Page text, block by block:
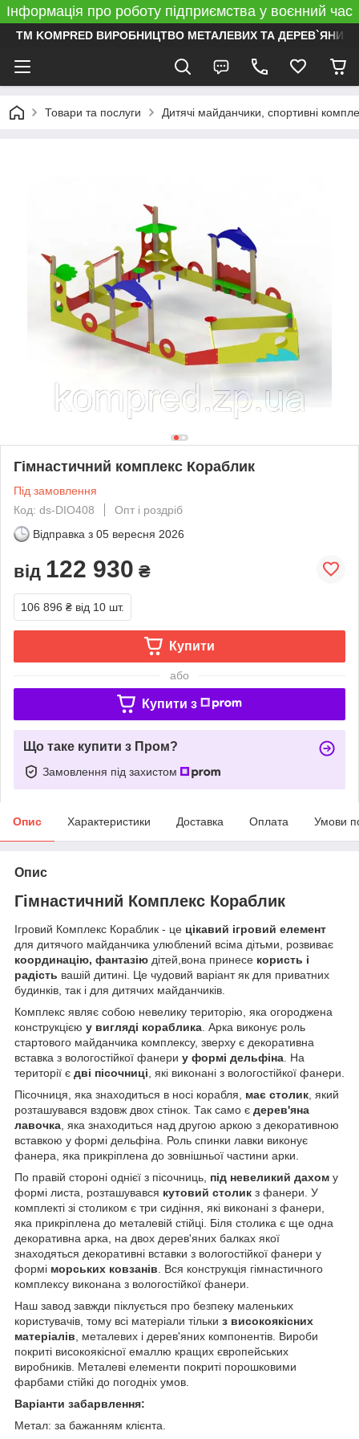
Інформація про роботу підприємства у воєнний час
ТМ KOMPRED ВИРОБНИЦТВО МЕТАЛЕВИХ ТА ДЕРЕВ`ЯНИХ
Товари та послуги Дитячі майданчики, спортивні
Гімнастичний комплекс Кораблик
Під замовлення
Код: ds-DIO408
Опт і роздріб
Відправка з 05 вересня 2026
від 122 930 ₴
106 896 ₴ від 10 шт.
Купити
або
Купити з
Що таке купити з Пром?
Замовлення під захистом
Опис Характеристики Доставка Оплата Умови
Опис
Гімнастичний Комплекс Кораблик
Ігровий Комплекс Кораблик - це цікавий ігровий елемент
для дитячого майданчика улюблений всіма дітьми, розвиває
координацію, фантазію дітей,вона принесе користь і
радість вашій дитині. Це чудовий варіант як для приватних
будинків, так і для дитячих майданчиків.
Комплекс являє собою невелику територію, яка огороджена
конструкцією у вигляді кораблика. Арка виконує роль
стартового майданчика комплексу, зверху є декоративна
вставка з вологостійкої фанери у формі дельфіна. На
території є дві пісочниці, які виконані з вологостійкої фанери.
Пісочниця, яка знаходиться в носі корабля, має столик, який
розташувався вздовж двох стінок. Так само є дерев'яна
лавочка, яка знаходиться над другою аркою з декоративною
вставкою у формі дельфіна. Роль спинки лавки виконує
фанера, яка прикріплена до зовнішньої частини арки.
По правій стороні однієї з пісочниць, під невеликий дахом у
формі листа, розташувався кутовий столик з фанери. У
комплекті зі столиком є три сидіння, які виконані з фанери,
яка прикріплена до металевій стійці. Біля столика є ще одна
декоративна арка, на двох дерев'яних балках якої
знаходяться декоративні вставки з вологостійкої фанери у
формі морських ковзанів. Вся конструкція гімнастичного
комплексу виконана з вологостійкої фанери.
Наш завод завжди піклується про безпеку маленьких
користувачів, тому всі матеріали тільки з високоякісних
матеріалів, металевих і дерев'яних компонентів. Вироби
покриті високоякісної емаллю кращих європейських
виробників. Металеві елементи покриті порошковими
фарбами стійкі до погодніх умов.
Варіанти забарвлення:
Метал: за бажанням клієнта.